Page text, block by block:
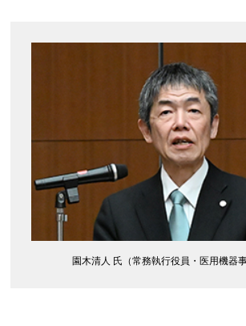
園木清人 氏（常務執行役員・医用機器事